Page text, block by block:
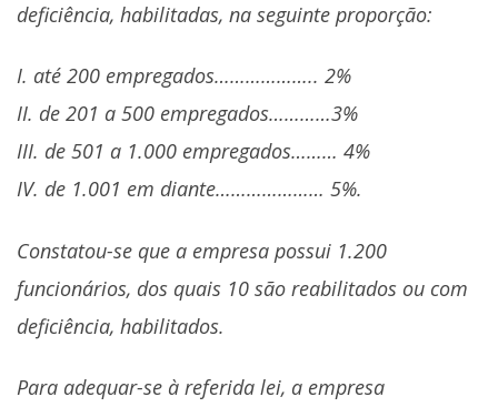
deficiência, habilitadas, na seguinte proporção:
I. até 200 empregados……………….. 2%
II. de 201 a 500 empregados…………3%
III. de 501 a 1.000 empregados……… 4%
IV. de 1.001 em diante………………… 5%.
Constatou-se que a empresa possui 1.200
funcionários, dos quais 10 são reabilitados ou com
deficiência, habilitados.
Para adequar-se à referida lei, a empresa